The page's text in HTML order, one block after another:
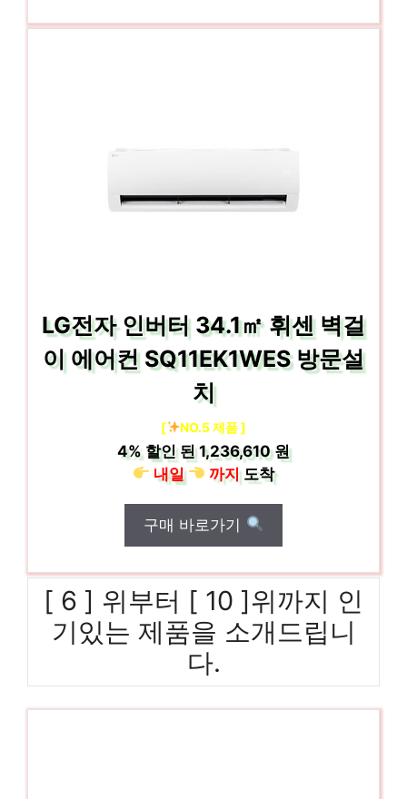
LG전자 인버터 34.1㎡ 휘센 벽걸
이 에어컨 SQ11EK1WES 방문설
치
[ NO.5 제품 ]
4% 할인 된1,236,610 원
내일
까지도착
구매 바로가기
[ 6 ] 위부터 [ 10 ]위까지 인
기있는 제품을 소개드립니
다.